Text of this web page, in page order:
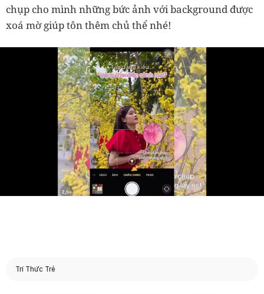
chụp cho mình những bức ảnh với background được
xoá mờ giúp tôn thêm chủ thể nhé!
Trí Thức Trẻ